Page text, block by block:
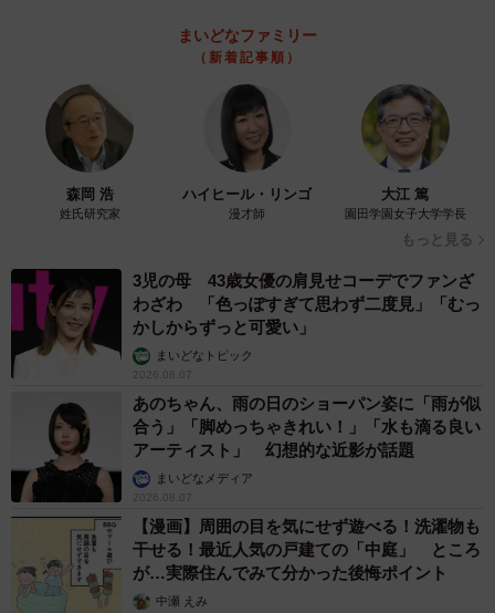
まいどなファミリー
（新着記事順）
森岡 浩
姓氏研究家
ハイヒール・リンゴ
漫才師
大江 篤
園田学園女子大学学長
もっと見る
3児の母 43歳女優の肩見せコーデでファンざ
わざわ 「色っぽすぎて思わず二度見」「むっ
かしからずっと可愛い」
まいどなトピック
2026.08.07
あのちゃん、雨の日のショーパン姿に「雨が似
合う」「脚めっちゃきれい！」「水も滴る良い
アーティスト」 幻想的な近影が話題
まいどなメディア
2026.08.07
【漫画】周囲の目を気にせず遊べる！洗濯物も
干せる！最近人気の戸建ての「中庭」 ところ
が…実際住んでみて分かった後悔ポイント
中瀬 えみ